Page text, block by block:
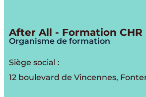
After All - Formation CHR
Organisme de formation
Siège social :
12 boulevard de Vincennes,